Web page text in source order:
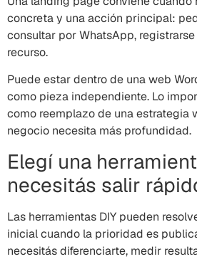
concreta y una acción principal:
consultar por WhatsApp,
recurso.
Puede estar dentro de una web
como pieza independiente. Lo
como reemplazo de una estrategia
negocio necesita más profundidad.
Elegí una
necesitás salir
Las herramientas DIY pueden
inicial cuando la prioridad es
necesitás diferenciarte, medir